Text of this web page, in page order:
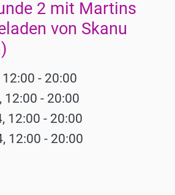
2 mit Martins
von Skanu
- 20:00
12:00 - 20:00
12:00 - 20:00
12:00 - 20:00